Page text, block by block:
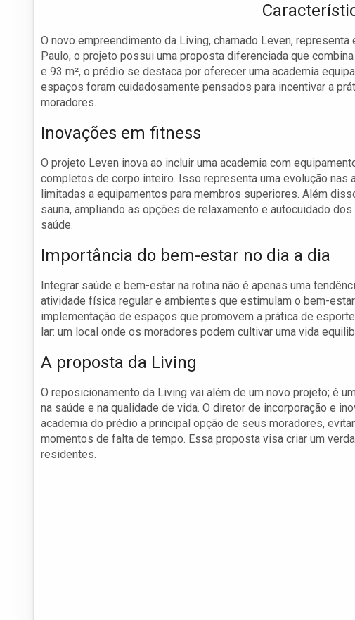
O novo empreendimento da Living, chamado Leven,
Paulo, o projeto possui uma proposta diferenciada que
e 93 m², o prédio se destaca por oferecer uma academia
espaços foram cuidadosamente pensados para incentivar a
moradores.
Inovações em fitness
O projeto Leven inova ao incluir uma academia com
completos de corpo inteiro. Isso representa uma evolução
limitadas a equipamentos para membros superiores. Além
sauna, ampliando as opções de relaxamento e autocuidado
saúde.
Importância do bem-estar no dia a dia
Integrar saúde e bem-estar na rotina não é apenas uma
atividade física regular e ambientes que estimulam o bem-
implementação de espaços que promovem a prática de
lar: um local onde os moradores podem cultivar uma vida
A proposta da Living
O reposicionamento da Living vai além de um novo projeto; é
na saúde e na qualidade de vida. O diretor de incorporação e
academia do prédio a principal opção de seus moradores,
momentos de falta de tempo. Essa proposta visa criar um
residentes.